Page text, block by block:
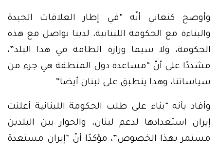
وأوضح كنعاني أنّه “في إطار العلاقات الجيدة
والبناءة مع الحكومة اللبنانية، لدينا تواصل مع هذه
الحكومة، ولا سيما وزارة الطاقة في هذا البلد”،
مشددًا على أنّ “مساعدة دول المنطقة هي جزء من
سياساتنا، وهذا ينطبق على لبنان أيضا”.
وأفاد بأنه “بناء على طلب الحكومة اللبنانية أعلنت
إيران استعدادها لدعم لبنان، والحوار بين البلدين
مستمر بهذا الخصوص”، مؤكدًا أنّ “إيران مستعدة